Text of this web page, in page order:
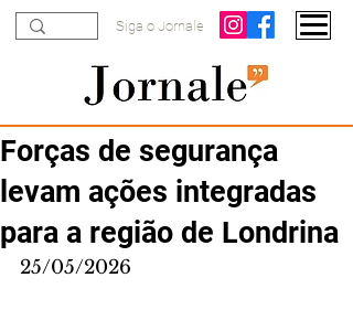
Siga o Jornale
Forças de segurança
levam ações integradas
para a região de Londrina
25/05/2026